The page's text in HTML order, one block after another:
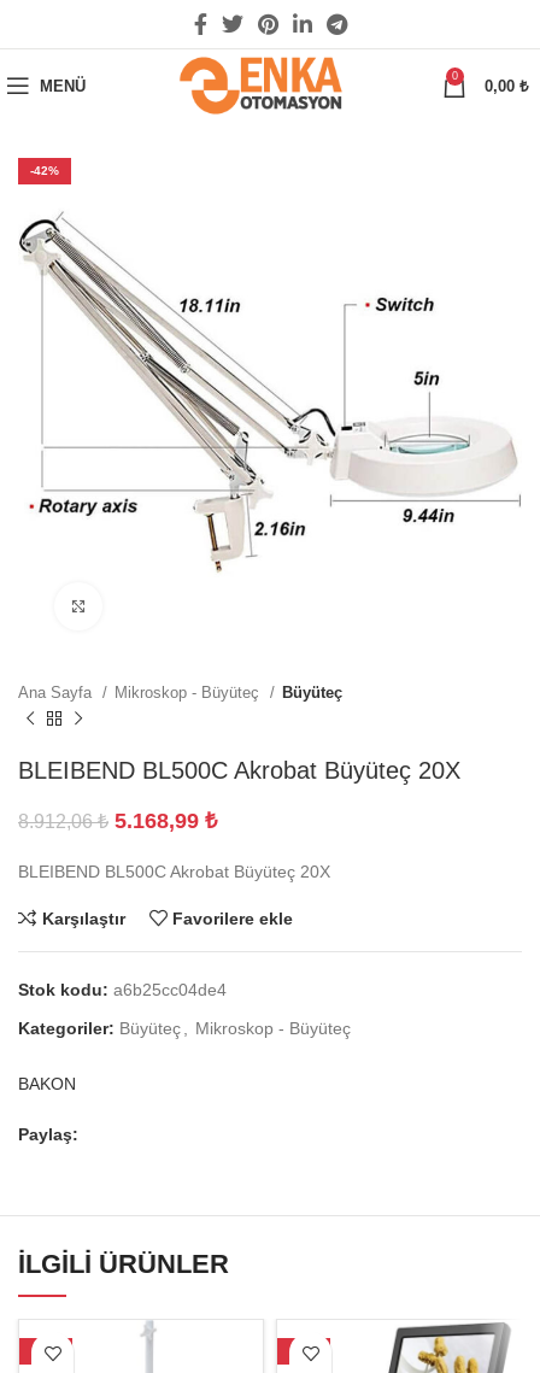
MENÜ
0
0,00 ₺
-42%
Ana Sayfa Mikroskop - Büyüteç Büyüteç
BLEIBEND BL500C Akrobat Büyüteç 20X
8.912,06₺ 5.168,99 ₺
BLEIBEND BL500C Akrobat Büyüteç 20X
Karşılaştır Favorilere ekle
Stok kodu: a6b25cc04de4
Kategoriler: Büyüteç Mikroskop - Büyüteç
BAKON
Paylaş:
İLGILI ÜRÜNLER
-18% -30%